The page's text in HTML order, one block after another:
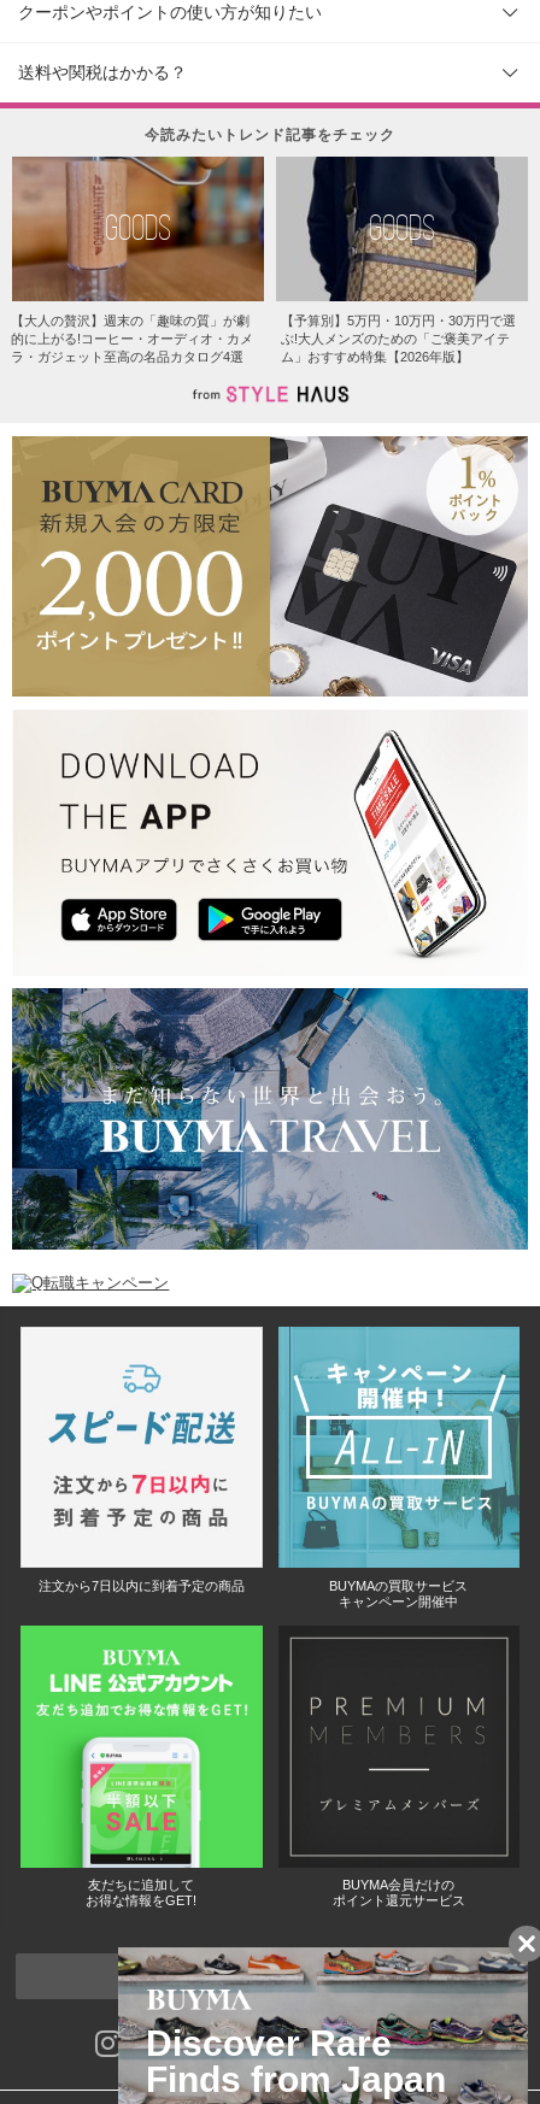
クーポンやポイントの使い方が知りたい
送料や関税はかかる？
今読みたいトレンド記事をチェック
GOODS
【大人の贅沢】週末の「趣味の質」が劇
的に上がる!コーヒー・オーディオ・カメ
ラ・ガジェット至高の名品カタログ4選
GOODS
【予算別】5万円・10万円・30万円で選
ぶ!大人メンズのための「ご褒美アイテ
ム」おすすめ特集【2026年版】
注文から7日以内に到着予定の商品
BUYMAの買取サービス
キャンペーン開催中
友だちに追加して
お得な情報をGET!
BUYMA会員だけの
ポイント還元サービス
ページトップへ